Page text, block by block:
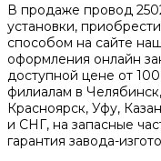
В продаже провод
установки,
способом на сайте
оформления онлайн
доступной цене от 100
филиалам в
Красноярск, Уфу,
и СНГ, на запасные
гарантия завода-